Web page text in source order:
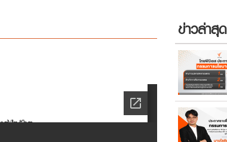
ข่าวล่าสุด